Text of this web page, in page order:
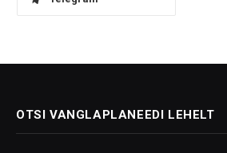
OTSI VANGLAPLANEEDI LEHELT